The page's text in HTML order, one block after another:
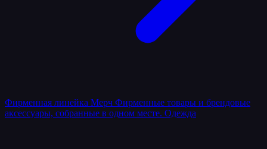
Фирменная линейка Мерч Фирменные товары и брендовые
аксессуары, собранные в одном месте. Одежда